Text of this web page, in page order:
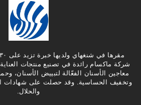
شركة ماكسام رائدة في تصنيع منتجات
معاجين الأسنان الفعّالة لتبييض الأسنان،
والحلال.